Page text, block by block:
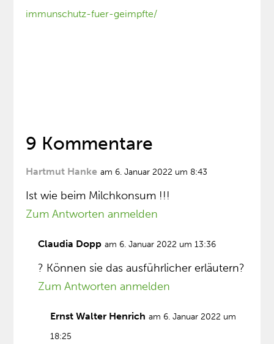
immunschutz-fuer-geimpfte/
9 Kommentare
Hartmut Hanke am 6. Januar 2022 um 8:43
Ist wie beim Milchkonsum !!!
Zum Antworten anmelden
Claudia Dopp am 6. Januar 2022 um 13:36
? Können sie das ausführlicher erläutern?
Zum Antworten anmelden
Ernst Walter Henrich am 6. Januar 2022 um
18:25